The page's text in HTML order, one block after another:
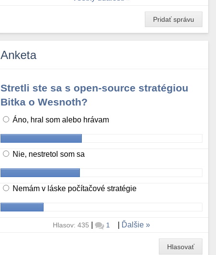
Pridať správu
Anketa
Stretli ste sa s open-source stratégiou
Bitka o Wesnoth?
Áno, hral som alebo hrávam
Nie, nestretol som sa
Nemám v láske počítačové stratégie
Hlasov: 435 | 1 Ďalšie
Hlasovať